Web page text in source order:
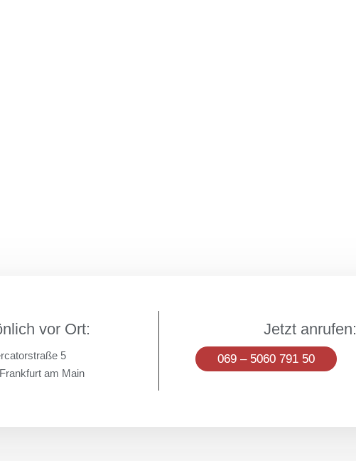
vor Ort:
5
am Main
Jetzt anrufen:
069 – 5060 791 50